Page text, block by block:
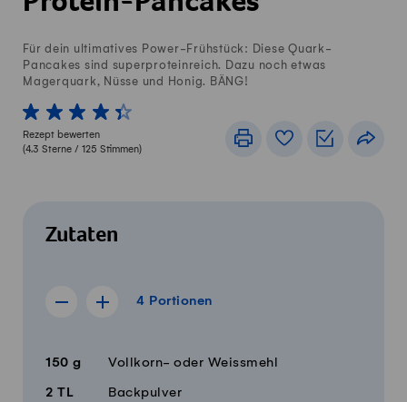
Für dein ultimatives Power-Frühstück: Diese Quark-
Pancakes sind superproteinreich. Dazu noch etwas
Magerquark, Nüsse und Honig. BÄNG!
1 von 5 Sterne
2 von 5 Sterne
3 von 5 Sterne
4 von 5 Sterne
5 von 5 Sterne
Rezept bewerten
(4.3 Sterne / 125 Stimmen)
DruckenRezeptbuch
Zutaten
4 Portionen
Rezept für 3 Portionen anzeigen
Rezept für 5 Portionen anzeigen
4 Portionen
Menge Zutaten
150 g Vollkorn- oder Weissmehl
2 TL Backpulver